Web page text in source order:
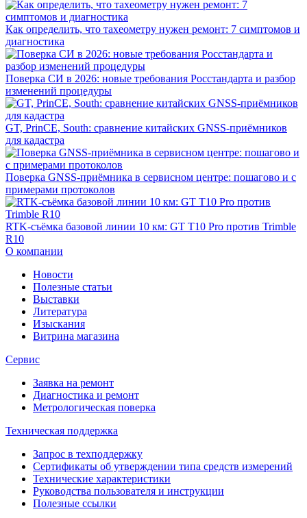
Как определить, что тахеометру нужен ремонт: 7 симптомов и
диагностика
Поверка СИ в 2026: новые требования Росстандарта и разбор
изменений процедуры
GT, PrinCE, South: сравнение китайских GNSS-приёмников
для кадастра
Поверка GNSS-приёмника в сервисном центре: пошагово и с
примерами протоколов
RTK-съёмка базовой линии 10 км: GT T10 Pro против Trimble
R10
О компании
Новости
Полезные статьи
Выставки
Литература
Изыскания
Витрина магазина
Сервис
Заявка на ремонт
Диагностика и ремонт
Метрологическая поверка
Техническая поддержка
Запрос в техподдержку
Сертификаты об утверждении типа средств измерений
Технические характеристики
Руководства пользователя и инструкции
Полезные ссылки